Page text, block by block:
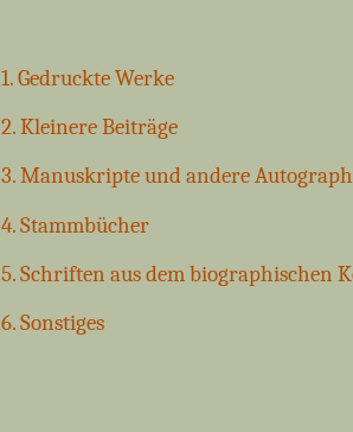
1. Gedruckte Werke
2. Kleinere Beiträge
3. Manuskripte und andere
4. Stammbücher
5. Schriften aus dem biographischen
6. Sonstiges